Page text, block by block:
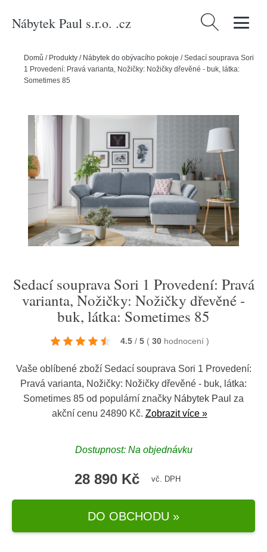
Nábytek Paul s.r.o. .cz Vyhledávání
Domů / Produkty / Nábytek do obývacího pokoje /Sedací souprava Sori
1 Provedení: Pravá varianta, Nožičky: Nožičky dřevěné - buk, látka:
Sometimes 85
Sedací souprava Sori 1 Provedení: Pravá
varianta, Nožičky: Nožičky dřevěné -
buk, látka: Sometimes 85
4.5 / 5 ( 30 hodnocení )
Vaše oblíbené zboží Sedací souprava Sori 1 Provedení:
Pravá varianta, Nožičky: Nožičky dřevěné - buk, látka:
Sometimes 85 od populární značky Nábytek Paul za
akční cenu 24890 Kč. Zobrazit více »
Dostupnost: Na objednávku
28 890 Kč vč. DPH
DO OBCHODU »